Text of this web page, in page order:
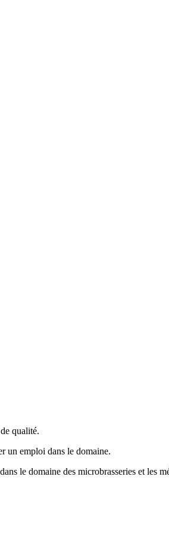
qualité.
un emploi dans le domaine.
le domaine des microbrasseries et les